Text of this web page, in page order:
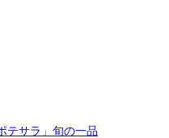
テサラ」旬の一品